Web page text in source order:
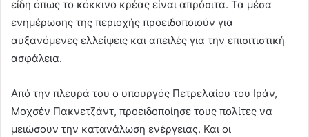
είδη όπως το κόκκινο κρέας είναι απρόσιτα. Τα μέσα
ενημέρωσης της περιοχής προειδοποιούν για
αυξανόμενες ελλείψεις και απειλές για την επισιτιστική
ασφάλεια.
Από την πλευρά του ο υπουργός Πετρελαίου του Ιράν,
Μοχσέν Πακνετζάντ, προειδοποίησε τους πολίτες να
μειώσουν την κατανάλωση ενέργειας. Και οι